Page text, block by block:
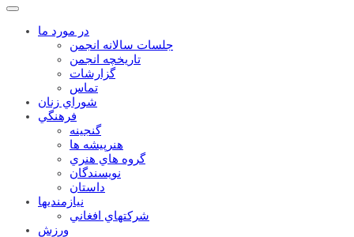
در مورد ما
جلسات سالانه انجمن
تاریخچه انجمن
گزارشات
تماس
شوراي زنان
فرهنگي
گنجينه
هنرپيشه ها
گروه هاي هنري
نويسندگان
داستان
نيازمنديها
شرکتهاي افغاني
ورزش